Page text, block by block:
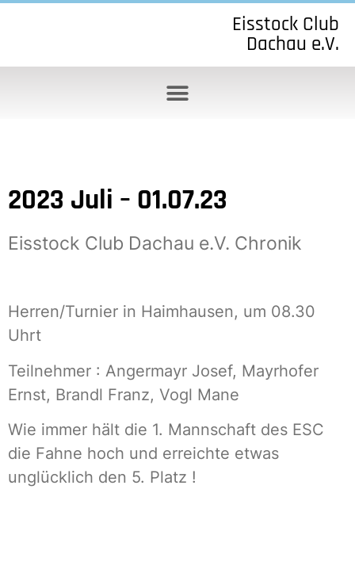
Eisstock Club
Dachau e.V.
2023 Juli – 01.07.23
Eisstock Club Dachau e.V. Chronik
Herren/Turnier in Haimhausen, um 08.30
Uhrt
Teilnehmer : Angermayr Josef, Mayrhofer
Ernst, Brandl Franz, Vogl Mane
Wie immer hält die 1. Mannschaft des ESC
die Fahne hoch und erreichte etwas
unglücklich den 5. Platz !